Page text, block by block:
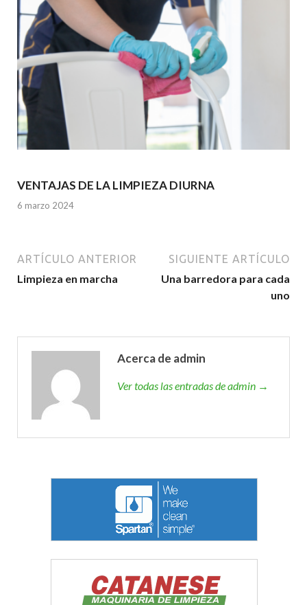
VENTAJAS DE LA LIMPIEZA DIURNA
6 marzo 2024
ARTÍCULO ANTERIOR
Limpieza en marcha
SIGUIENTE ARTÍCULO
Una barredora para cada
uno
Acerca de admin
Ver todas las entradas de admin →